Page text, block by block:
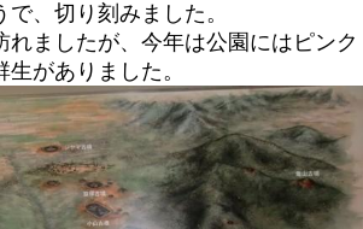
、切り刻みました。
れましたが、今年は公園にはピンク
がありました。